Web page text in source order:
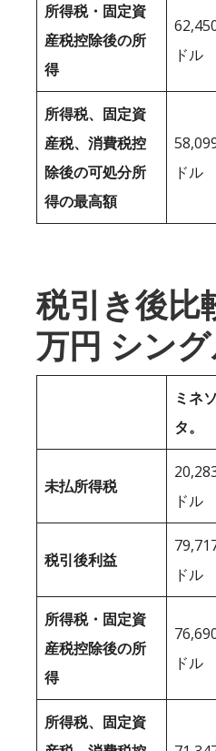
所得税・固定資
産税控除後の所
得
ドル
所得税、固定資
産税、消費税控
除後の可処分所
得の最高額
ドル
税引き後比
万円 シン
ミネソ
タ。
未払所得税
ドル
税引後利益
ドル
所得税・固定資
産税控除後の所
得
ドル
所得税、固定資